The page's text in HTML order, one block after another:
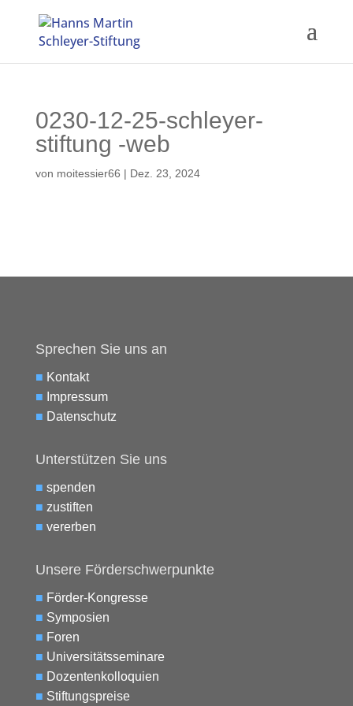
0230-12-25-schleyer-
stiftung -web
von moitessier66 | Dez. 23, 2024
Sprechen Sie uns an
■ Kontakt
■ Impressum
■ Datenschutz
Unterstützen Sie uns
■ spenden
■ zustiften
■ vererben
Unsere Förderschwerpunkte
■ Förder-Kongresse
■ Symposien
■ Foren
■ Universitätsseminare
■ Dozentenkolloquien
■ Stiftungspreise